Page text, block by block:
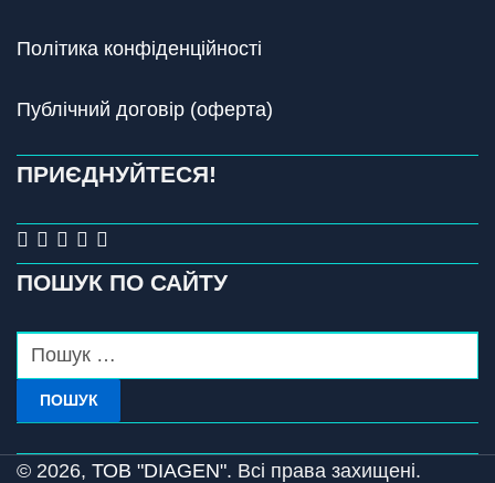
Політика конфіденційності
Публічний договір (оферта)
ПРИЄДНУЙТЕСЯ!
ПОШУК ПО САЙТУ
ПОШУК
© 2026, ТОВ "DIAGEN". Всі права захищені.